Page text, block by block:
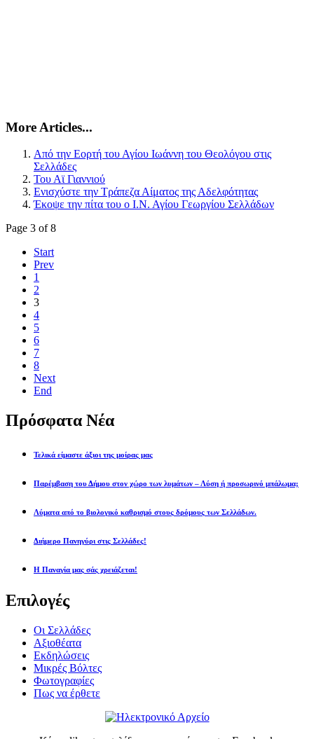
More Articles...
Από την Εορτή του Αγίου Ιωάννη του Θεολόγου στις
Σελλάδες
Του Αϊ Γιαννιού
Ενισχύστε την Τράπεζα Αίματος της Αδελφότητας
Έκοψε την πίτα του ο Ι.Ν. Αγίου Γεωργίου Σελλάδων
Page 3 of 8
Start
Prev
1
2
3
4
5
6
7
8
Next
End
Πρόσφατα Νέα
Τελικά είμαστε άξιοι της μοίρας μας
Παρέμβαση του Δήμου στον χώρο των λυμάτων – Λύση ή προσωρινό μπάλωμα;
Λύματα από το βιολογικό καθρισμό στους δρόμους των Σελλάδων.
Διήμερο Πανηγύρι στις Σελλάδες!
Η Παναγία μας σάς χρειάζεται!
Επιλογές
Οι Σελλάδες
Αξιοθέατα
Εκδηλώσεις
Μικρές Βόλτες
Φωτογραφίες
Πως να έρθετε